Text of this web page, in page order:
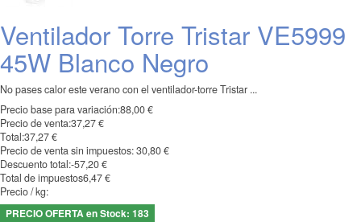
Ventilador Torre Tristar VE5999
45W Blanco Negro
No pases calor este verano con el ventilador-torre Tristar ...
Precio base para variación:88,00 €
Precio de venta:37,27 €
Total:37,27 €
Precio de venta sin impuestos:30,80 €
Descuento total:-57,20 €
Total de impuestos6,47 €
Precio / kg:
PRECIO OFERTA en Stock: 183